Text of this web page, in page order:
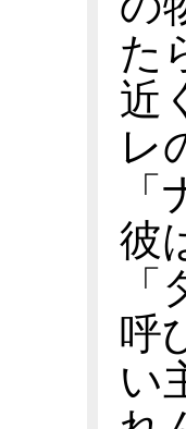
た
近
レ
彼
呼
い